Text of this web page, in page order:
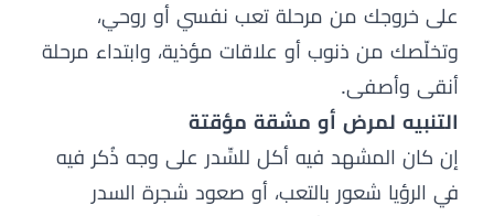
على خروجك من مرحلة تعب نفسي أو روحي،
وتخلّصك من ذنوب أو علاقات مؤذية، وابتداء مرحلة
أنقى وأصفى.
التنبيه لمرض أو مشقة مؤقتة
إن كان المشهد فيه أكل للسِّدر على وجه ذُكر فيه
في الرؤيا شعور بالتعب، أو صعود شجرة السدر